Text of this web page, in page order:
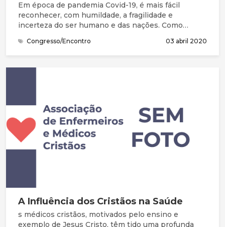
Em época de pandemia Covid-19, é mais fácil
reconhecer, com humildade, a fragilidade e
incerteza do ser humano e das nações. Como
Salomão e seu povo, precisamos da graça (favor
imerecido) e de perdão para entrar na presença do
Deus Santo. Na Bíblia, compreendemos que este
Deus grande não está longe. Está perto, à distância
preocupações, a ouvir a Sua mensagem e
responder, acertando os nossos passos com a Sua
vontade.
Congresso/Encontro 03 abril 2020
A Influência dos Cristãos na Saúde
s médicos cristãos, motivados pelo ensino e
exemplo de Jesus Cristo, têm tido uma profunda